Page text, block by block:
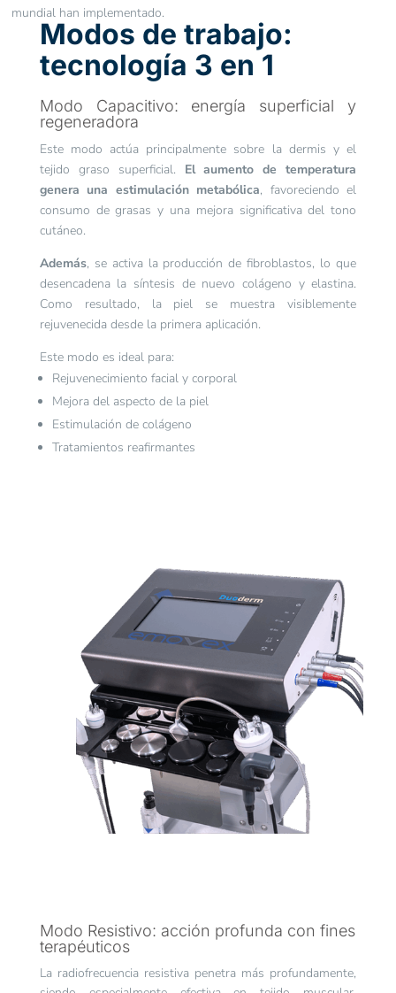
mundial han implementado.
Modos de trabajo:
tecnología 3 en 1
Modo Capacitivo: energía superficial y
regeneradora
Este modo actúa principalmente sobre la dermis y el
tejido graso superficial. El aumento de temperatura
genera una estimulación metabólica, favoreciendo el
consumo de grasas y una mejora significativa del tono
cutáneo.
Además, se activa la producción de fibroblastos, lo que
desencadena la síntesis de nuevo colágeno y elastina.
Como resultado, la piel se muestra visiblemente
rejuvenecida desde la primera aplicación.
Este modo es ideal para:
Rejuvenecimiento facial y corporal
Mejora del aspecto de la piel
Estimulación de colágeno
Tratamientos reafirmantes
Modo Resistivo: acción profunda con fines
terapéuticos
La radiofrecuencia resistiva penetra más profundamente,